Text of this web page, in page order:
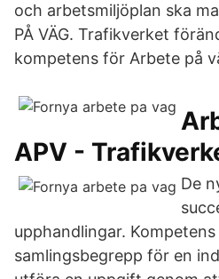
och arbetsmiljöplan ska
PÅ VÄG. Trafikverket
kompetens för Arbete på
APV -
De
upphandlingar.
samlingsbegrepp för en